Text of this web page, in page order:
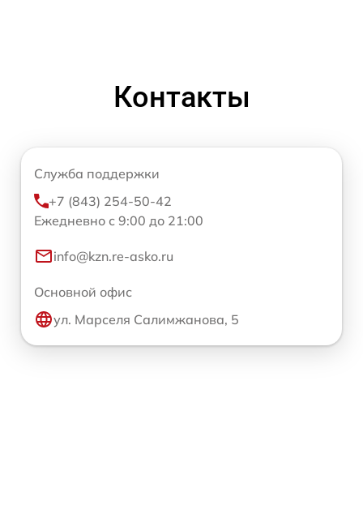
Контакты
Служба поддержки
+7 (843) 254-50-42
Ежедневно с 9:00 до 21:00
info@kzn.re-asko.ru
Основной офис
ул. Марселя Салимжанова, 5